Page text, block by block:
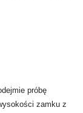
próbę
zamku z